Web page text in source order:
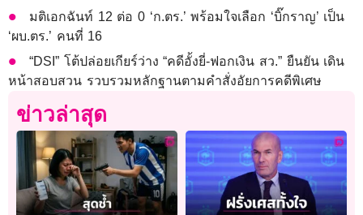
มติเอกฉันท์ 12 ต่อ 0 ‘ก.ตร.’ พร้อมใจเลือก ‘บิ๊กราญ’ เป็น
‘ผบ.ตร.’ คนที่ 16
“DSI” โต้ปล่อยเกียร์ว่าง “คดีอั้งยี่-ฟอกเงิน สว.” ยืนยัน เดิน
หน้าสอบสวน รวบรวมหลักฐานตามคำสั่งอัยการคดีพิเศษ
ข่าวล่าสุด